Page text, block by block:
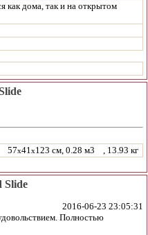
как дома, так и на открытом
57x41x123 см, 0.28 м3 , 13.93 кг
Slide
2016-06-23 23:05:31
Полностью